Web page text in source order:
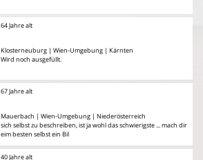
64 Jahre alt
Klosterneuburg | Wien-Umgebung | Kärnten
Wird noch ausgefüllt.
67 Jahre alt
Mauerbach | Wien-Umgebung | Niederösterreich
sich selbst zu beschreiben, ist ja wohl das schwierigste ... mach dir
eim besten selbst ein Bil
40 Jahre alt